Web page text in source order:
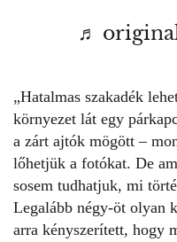
♬
„Hatalmas szakadék
környezet lát egy
a zárt ajtók mögött –
lőhetjük a fotókat. De
sosem tudhatjuk, mi
Legalább négy-öt olyan
arra kényszerített, hogy